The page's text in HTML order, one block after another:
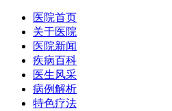
医院首页
关于医院
医院新闻
疾病百科
医生风采
病例解析
特色疗法